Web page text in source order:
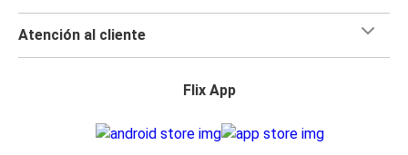
Atención al cliente
Flix App